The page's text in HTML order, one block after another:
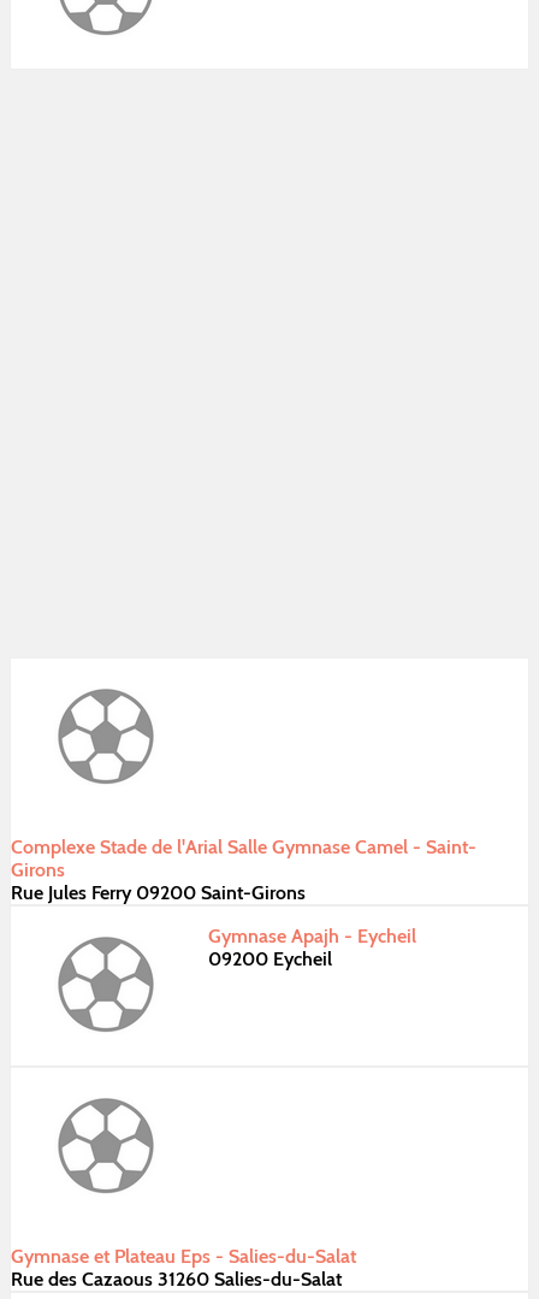
Complexe Stade de l'Arial Salle Gymnase Camel - Saint-
Girons
Rue Jules Ferry 09200 Saint-Girons
Gymnase Apajh - Eycheil
09200 Eycheil
Gymnase et Plateau Eps - Salies-du-Salat
Rue des Cazaous 31260 Salies-du-Salat